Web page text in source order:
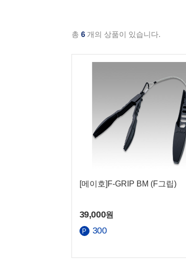
총 6 개의 상품이 있습니다.
[메이호]F-GRIP BM (F그립)
39,000원
300